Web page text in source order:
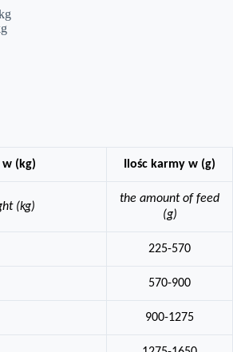
w (kg) Ilośc karmy w (g)
(kg)
the amount of feed
(g)
225-570
570-900
900-1275